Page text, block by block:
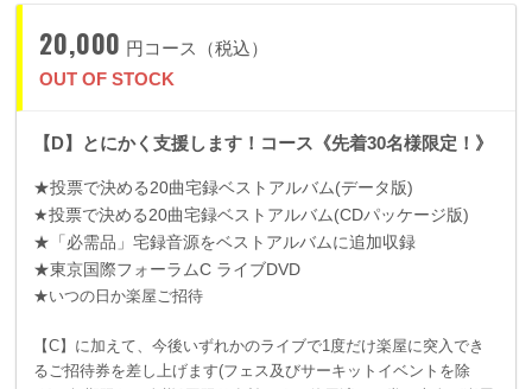
20,000 円コース（税込）
OUT OF STOCK
【D】とにかく支援します！コース《先着30名様限定！》
★投票で決める20曲宅録ベストアルバム(データ版)
★投票で決める20曲宅録ベストアルバム(CDパッケージ版)
★「必需品」宅録音源をベストアルバムに追加収録
★東京国際フォーラムC ライブDVD
★いつの日か楽屋ご招待
【C】に加えて、今後いずれかのライブで1度だけ楽屋に突入でき
るご招待券を差し上げます(フェス及びサーキットイベントを除